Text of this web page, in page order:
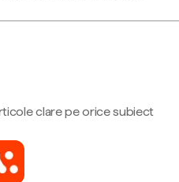
clare pe orice subiect